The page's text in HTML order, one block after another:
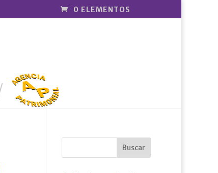
0 ELEMENTOS
AGENCIA
PATRIMONI
AL